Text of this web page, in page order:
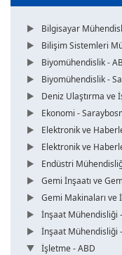
Bilgisayar
Bilişim Sistemleri
Biyomühendislik -
Biyomühendislik -
Deniz Ulaştırma ve
Ekonomi -
Elektronik ve
Elektronik ve
Endüstri
Gemi İnşaatı ve
Gemi Makinaları ve
İnşaat Mühendisliği
İnşaat Mühendisliği
İşletme - ABD